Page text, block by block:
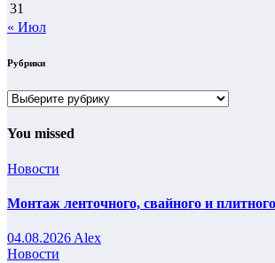
31
« Июл
Рубрики
Рубрики
You missed
Новости
Монтаж ленточного, свайного и
04.08.2026 Alex
Новости